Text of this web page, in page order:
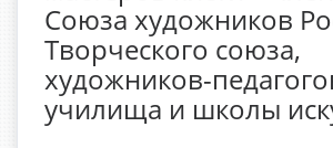
Союза художников
Творческого союза,
художников-
училища и школы